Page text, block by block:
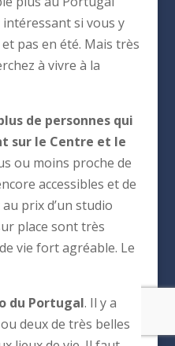
si vous y
pas en été. Mais très
à vivre à la
de personnes qui
sur le Centre et le
ou moins proche de
accessibles et de
prix d’un studio
place sont très
vie fort agréable. Le
du Portugal. Il y a
deux de très belles